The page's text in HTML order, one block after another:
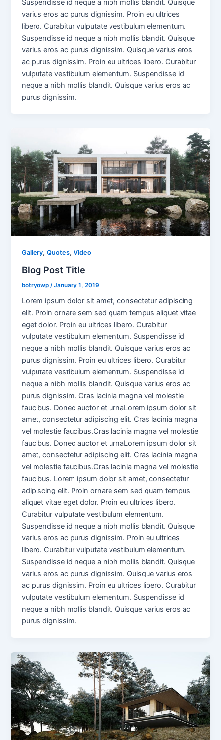
Suspendisse id neque a nibh mollis blandit. Quisque
varius eros ac purus dignissim. Proin eu ultrices
libero. Curabitur vulputate vestibulum elementum.
Suspendisse id neque a nibh mollis blandit. Quisque
varius eros ac purus dignissim. Quisque varius eros
ac purus dignissim. Proin eu ultrices libero. Curabitur
vulputate vestibulum elementum. Suspendisse id
neque a nibh mollis blandit. Quisque varius eros ac
purus dignissim.
Gallery,Quotes,Video
Blog Post Title
botryowp /January 1, 2019
Lorem ipsum dolor sit amet, consectetur adipiscing
elit. Proin ornare sem sed quam tempus aliquet vitae
eget dolor. Proin eu ultrices libero. Curabitur
vulputate vestibulum elementum. Suspendisse id
neque a nibh mollis blandit. Quisque varius eros ac
purus dignissim. Proin eu ultrices libero. Curabitur
vulputate vestibulum elementum. Suspendisse id
neque a nibh mollis blandit. Quisque varius eros ac
purus dignissim. Cras lacinia magna vel molestie
faucibus. Donec auctor et urnaLorem ipsum dolor sit
amet, consectetur adipiscing elit. Cras lacinia magna
vel molestie faucibus.Cras lacinia magna vel molestie
faucibus. Donec auctor et urnaLorem ipsum dolor sit
amet, consectetur adipiscing elit. Cras lacinia magna
vel molestie faucibus.Cras lacinia magna vel molestie
faucibus. Lorem ipsum dolor sit amet, consectetur
adipiscing elit. Proin ornare sem sed quam tempus
aliquet vitae eget dolor. Proin eu ultrices libero.
Curabitur vulputate vestibulum elementum.
Suspendisse id neque a nibh mollis blandit. Quisque
varius eros ac purus dignissim. Proin eu ultrices
libero. Curabitur vulputate vestibulum elementum.
Suspendisse id neque a nibh mollis blandit. Quisque
varius eros ac purus dignissim. Quisque varius eros
ac purus dignissim. Proin eu ultrices libero. Curabitur
vulputate vestibulum elementum. Suspendisse id
neque a nibh mollis blandit. Quisque varius eros ac
purus dignissim.